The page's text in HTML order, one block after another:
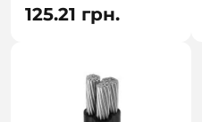
125.21 грн.